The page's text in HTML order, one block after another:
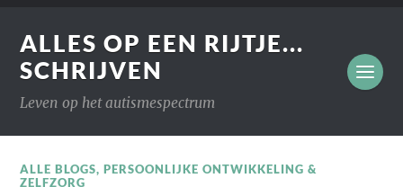
ALLES OP EEN RIJTJE...
SCHRIJVEN
Leven op het autismespectrum
ALLE BLOGS,PERSOONLIJKE ONTWIKKELING &
ZELFZORG